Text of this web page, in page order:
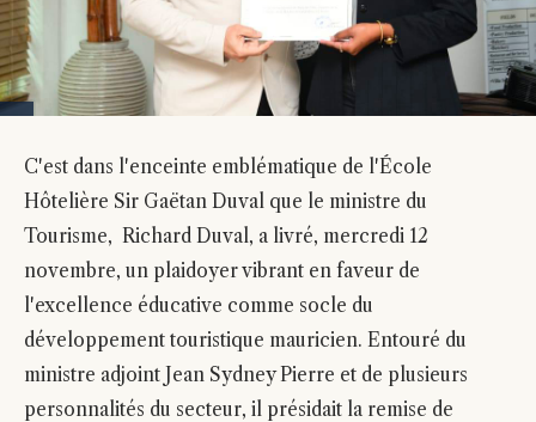
C'est dans l'enceinte emblématique de l'École
Hôtelière Sir Gaëtan Duval que le ministre du
Tourisme, Richard Duval, a livré, mercredi 12
novembre, un plaidoyer vibrant en faveur de
l'excellence éducative comme socle du
développement touristique mauricien. Entouré du
ministre adjoint Jean Sydney Pierre et de plusieurs
personnalités du secteur, il présidait la remise de